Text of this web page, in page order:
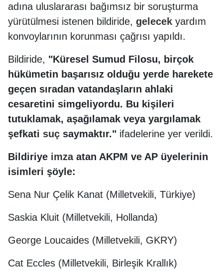
adına uluslararası bağımsız bir soruşturma
yürütülmesi istenen bildiride, gelecek yardım
konvoylarının korunması çağrısı yapıldı.
Bildiride, "Küresel Sumud Filosu, birçok
hükümetin başarısız olduğu yerde harekete
geçen sıradan vatandaşların ahlaki
cesaretini simgeliyordu. Bu kişileri
tutuklamak, aşağılamak veya yargılamak
şefkati suç saymaktır." ifadelerine yer verildi.
Bildiriye imzaatan AKPM ve AP üyelerinin
isimleri şöyle:
Sena Nur Çelik Kanat (Milletvekili, Türkiye)
Saskia Kluit (Milletvekili, Hollanda)
George Loucaides (Milletvekili, GKRY)
Cat Eccles (Milletvekili, Birleşik Krallık)